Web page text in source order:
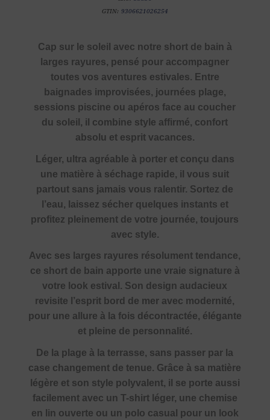
GTIN: 9306621026254
Cap sur le soleil avec notre short de bain à
larges rayures, pensé pour accompagner
toutes vos aventures estivales. Entre
baignades improvisées, journées plage,
sessions piscine ou apéros face au coucher
du soleil, il combine style affirmé, confort
absolu et esprit vacances.
Léger, ultra agréable à porter et conçu dans
une matière à séchage rapide, il vous suit
partout sans jamais vous ralentir. Sortez de
l’eau, laissez sécher quelques instants et
profitez pleinement de votre journée, toujours
avec style.
Avec ses larges rayures résolument tendance,
ce short de bain apporte une vraie signature à
votre look estival. Son design audacieux
revisite l’esprit bord de mer avec modernité,
pour une allure à la fois décontractée, élégante
et pleine de personnalité.
De la plage à la terrasse, sans passer par la
case changement de tenue. Grâce à sa matière
légère et son style polyvalent, il se porte aussi
facilement avec un T-shirt léger, une chemise
en lin ouverte ou un polo casual pour un look